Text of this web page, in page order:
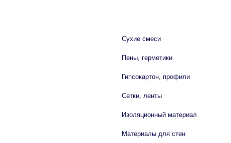
Сухие смеси
Пены, герметики
Гипсокартон, профили
Сетки, ленты
Изоляционный материал
Материалы для стен